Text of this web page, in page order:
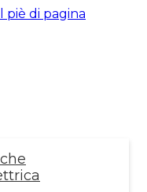
piè di pagina